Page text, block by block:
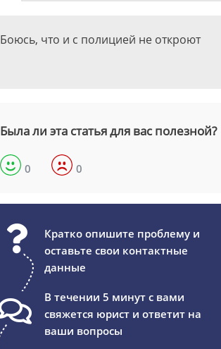
Боюсь, что и с полицией не откроют
Была ли эта статья для вас полезной?
0 0
Кратко опишите проблему и
оставьте свои контактные
данные
В течении 5 минут с вами
свяжется юрист и ответит на
ваши вопросы